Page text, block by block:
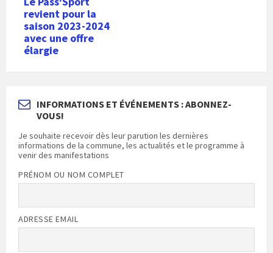
revient pour la
saison 2023-2024
avec une offre
élargie
INFORMATIONS ET ÉVÉNEMENTS : ABONNEZ-
VOUS!
Je souhaite recevoir dès leur parution les dernières
informations de la commune, les actualités et le programme à
venir des manifestations
PRÉNOM OU NOM COMPLET
ADRESSE EMAIL